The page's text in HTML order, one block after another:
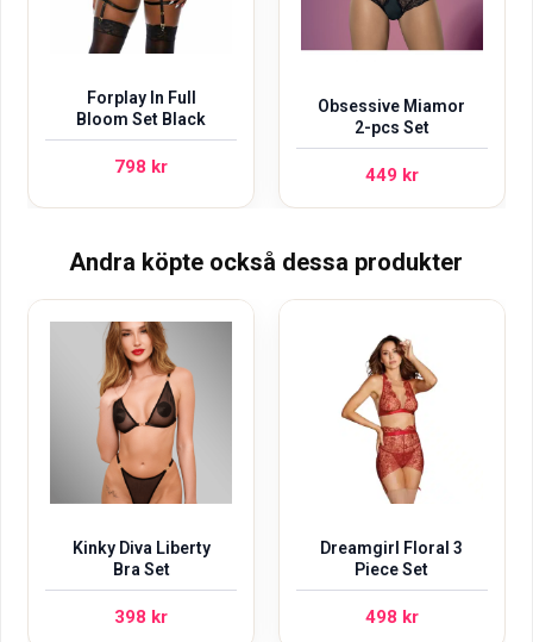
Forplay In Full
Bloom Set Black
798 kr
Obsessive Miamor
2-pcs Set
449 kr
Andra köpte också dessa produkter
Kinky Diva Liberty
Bra Set
398 kr
Dreamgirl Floral 3
Piece Set
498 kr